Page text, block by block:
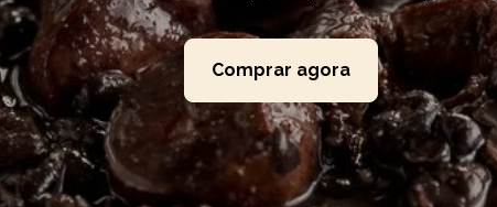
Comprar agora